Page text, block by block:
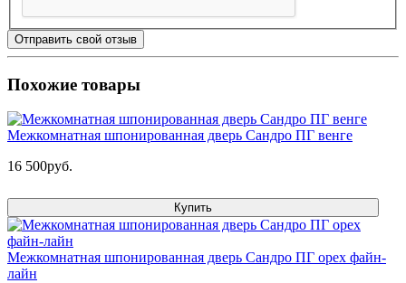
Отправить свой отзыв
Похожие товары
Межкомнатная шпонированная дверь Сандро ПГ венге
16 500руб.
Купить
Межкомнатная шпонированная дверь Сандро ПГ орех файн-
лайн